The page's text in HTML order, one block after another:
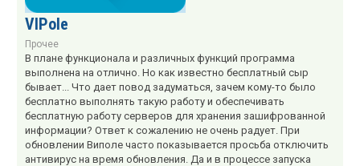
VIPole
Прочее
В плане функционала и различных функций программа
выполнена на отлично. Но как известно бесплатный сыр
бывает... Что дает повод задуматься, зачем кому-то было
бесплатно выполнять такую работу и обеспечивать
бесплатную работу серверов для хранения зашифрованной
информации? Ответ к сожалению не очень радует. При
обновлении Виполе часто показывается просьба отключить
антивирус на время обновления. Да и в процессе запуска